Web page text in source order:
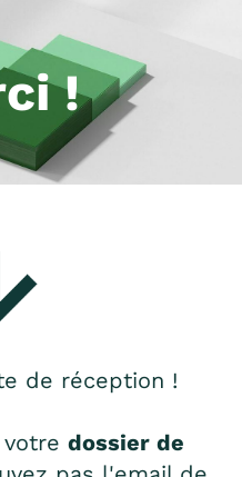
!
de réception !
dossier de